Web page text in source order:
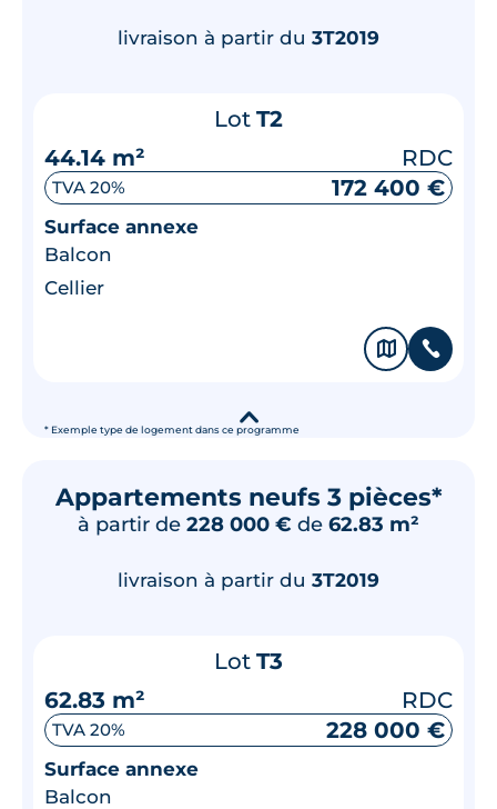
* Exemple type de logement dans ce programme
livraison à partir du 3T2019
Lot T2
44.14 m²
RDC
TVA 20% 172 400 €
Surface annexe
Balcon
Cellier
🗞 📞
▾
Appartements neufs 3 pièces*
à partir de 228 000 € de 62.83 m²
livraison à partir du 3T2019
Lot T3
62.83 m²
RDC
TVA 20% 228 000 €
Surface annexe
Balcon